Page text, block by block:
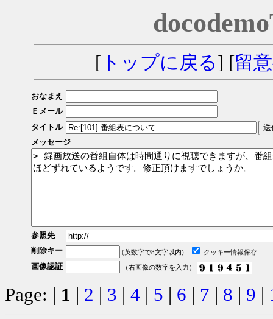
[トップに戻る] [留
おなまえ
Ｅメール
タイトル
メッセージ
参照先
削除キー
(英数字で8文字以内) クッキー情報保存
画像認証 （右画像の数字を入力）
Page: | 1 | 2 | 3 | 4 | 5 | 6 | 7 | 8 | 9 |